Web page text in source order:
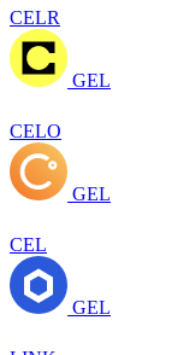
CELR
GEL
CELO
GEL
CEL
GEL